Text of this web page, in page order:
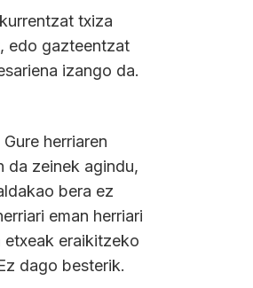
txiza
edo gazteentzat
izango da.
herriaren
da zeinek agindu,
bera ez
eman herriari
etxeak eraikitzeko
dago besterik.